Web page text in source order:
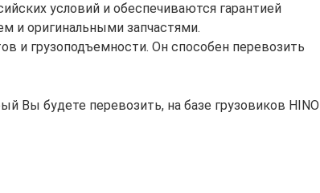
условий и обеспечиваются гарантией
и оригинальными запчастями.
и грузоподъемности. Он способен перевозить
Вы будете перевозить, на базе грузовиков HINO